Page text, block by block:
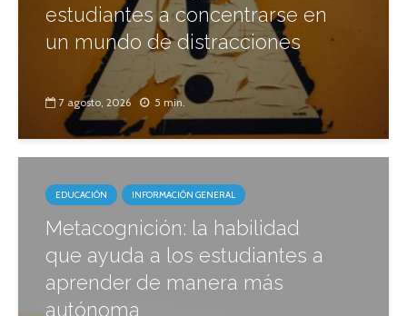
estudiantes a concentrarse en
un mundo de distracciones
7 agosto, 2026 5 min.
EDUCACIÓN INFORMACIÓN GENERAL
Metacognición: la habilidad
que ayuda a los estudiantes a
aprender de manera más
autónoma